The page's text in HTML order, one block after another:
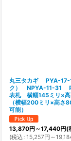
丸三タカギ PYA-17-
ク） NPYA-11-31
表札 横幅145ミリ×高
（横幅200ミリ×高さ
可能）
13,870円 ～17,440円(
(税込 : 15,257円 ～